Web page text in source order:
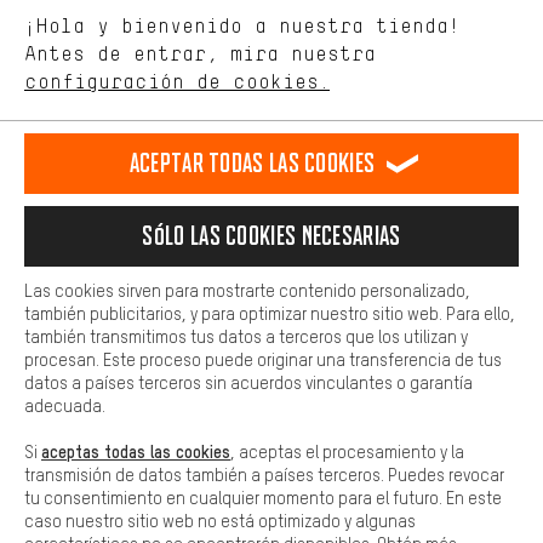
Idioma"
español
ES english
EN Deutsch
DE
RESCINDIR EL CONTRATO Comunidad de Aquisgrán Programa de afiliados
Aviso Legal Protección de datos Condiciones Generales
Plataforma de reportes Reciclaje de baterias
Configuración de las cookies Ajusta el contraste
Todos los precios indicados son en euros e sin MwSt, más
gastos de envío aEstados Unidos.
¡Hola y bienvenido a nuestra tienda!
Antes de entrar, mira nuestra
configuración de cookies.
tienda. Con las cookies de rendimiento, puedes influir en la mejora
de nuestro sitio web y nuestra oferta de la tienda con tu
comportamiento de compra.
Más confort
cookies de comodidad, creamos enlaces a plataformas de redes
sociales. Esto nos permite proporcionarle más contenido e
adicionales que le ayudarán a encontrar los productos adecuados.
preguntas de forma rápida y sencilla.
Básica
Las cookies básicas aseguran que puedas usar nuestro sitio web.
Aceptar todas las cookies
Sólo las cookies necesarias
Las cookies sirven para mostrarte contenido personalizado,
también publicitarios, y para optimizar nuestro sitio web. Para ello,
también transmitimos tus datos a terceros que los utilizan y
procesan. Este proceso puede originar una transferencia de tus
datos a países terceros sin acuerdos vinculantes o garantía
adecuada.
Si aceptas todas las cookies , aceptas el procesamiento y la
transmisión de datos también a países terceros. Puedes revocar
tu consentimiento en cualquier momento para el futuro. En este
caso nuestro sitio web no está optimizado y algunas